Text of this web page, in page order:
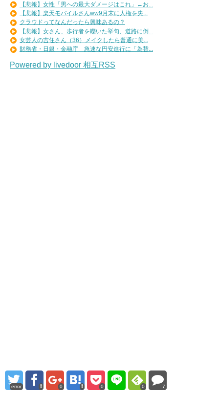
【悲報】女性「男への最大ダメージはこれ」←お...
【悲報】楽天モバイルさんww9月末に人権を失...
クラウドってなんだったら興味あるの？
【悲報】女さん、歩行者を轢いた挙句、道路に倒...
女芸人の吉住さん（36）メイクしたら普通に美...
財務省・日銀・金融庁 急速な円安進行に「為替...
Powered by livedoor 相互RSS
error 0 0 0 7